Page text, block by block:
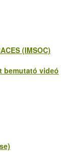
(IMSOC)
bemutató videó